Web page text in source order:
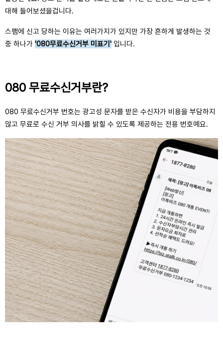
대해 들어보셨을겁니다.
스팸에 신고 당하는 이유는 여러가지가 있지만 가장 흔하게 발생하는 것
중 하나가 '080무료수신거부 미표기' 입니다.
080 무료수신거부란?
080 무료수신거부 번호는 광고성 문자를 받은 수신자가 비용을 부담하지
않고 무료로 수신 거부 의사를 밝힐 수 있도록 제공하는 전용 번호예요.